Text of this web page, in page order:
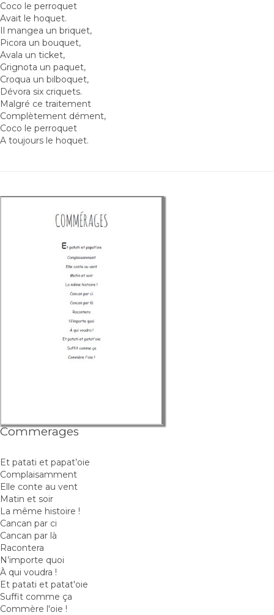
Coco le perroquet
Avait le hoquet.
Il mangea un briquet,
Picora un bouquet,
Avala un ticket,
Grignota un paquet,
Croqua un bilboquet,
Dévora six criquets.
Malgré ce traitement
Complètement dément,
Coco le perroquet
A toujours le hoquet.
Commerages
Et patati et papat’oie
Complaisamment
Elle conte au vent
Matin et soir
La même histoire !
Cancan par ci
Cancan par là
Racontera
N’importe quoi
À qui voudra !
Et patati et patat'oie
Suffit comme ça
Commère l'oie !